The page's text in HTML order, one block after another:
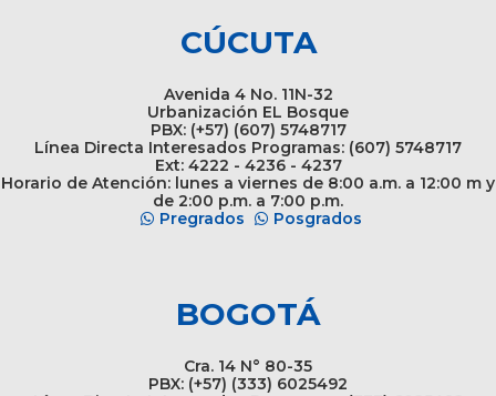
CÚCUTA
Avenida 4 No. 11N-32
Urbanización EL Bosque
PBX: (+57) (607) 5748717
Línea Directa Interesados Programas: (607) 5748717
Ext: 4222 - 4236 - 4237
Horario de Atención: lunes a viernes de 8:00 a.m. a 12:00 m y
de 2:00 p.m. a 7:00 p.m.
Pregrados
Posgrados
BOGOTÁ
Cra. 14 N° 80-35
PBX: (+57) (333) 6025492